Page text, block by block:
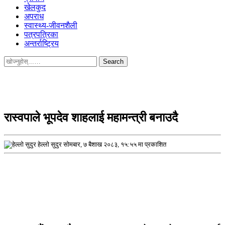
खेलकुद
अपराध
स्वास्थ्य-जीवनशैली
पत्रपत्रिका
अन्तर्राष्ट्रिय
Search
for:
रास्वपाले भूपदेव शाहलाई महामन्त्री बनाउदै
हेल्लो सुदुर सोमबार, ७ बैशाख २०८३, १५:५५ मा प्रकाशित